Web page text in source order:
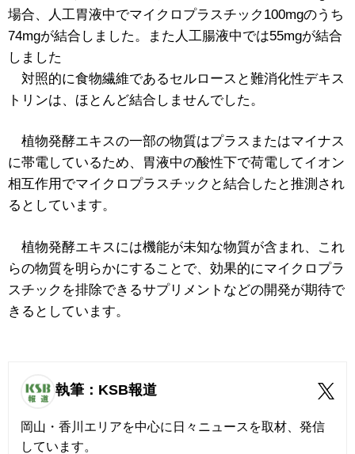
場合、人工胃液中でマイクロプラスチック100mgのうち
74mgが結合しました。また人工腸液中では55mgが結合
しました
対照的に食物繊維であるセルロースと難消化性デキス
トリンは、ほとんど結合しませんでした。
植物発酵エキスの一部の物質はプラスまたはマイナス
に帯電しているため、胃液中の酸性下で荷電してイオン
相互作用でマイクロプラスチックと結合したと推測され
るとしています。
植物発酵エキスには機能が未知な物質が含まれ、これ
らの物質を明らかにすることで、効果的にマイクロプラ
スチックを排除できるサプリメントなどの開発が期待で
きるとしています。
執筆：KSB報道
岡山・香川エリアを中心に日々ニュースを取材、発信
しています。